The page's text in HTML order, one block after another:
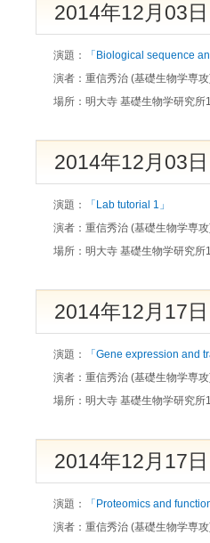
2014年12月03
演題：
「Biological sequence
演者： 重信秀治 (基礎生物学専
場所： 明大寺 基礎生物学研究所
2014年12月03
演題：
「Lab tutorial 1」
演者： 重信秀治 (基礎生物学専
場所： 明大寺 基礎生物学研究所
2014年12月17
演題：
「Gene expression and
演者： 重信秀治 (基礎生物学専
場所： 明大寺 基礎生物学研究所
2014年12月17
演題：
「Proteomics and
演者： 重信秀治 (基礎生物学専